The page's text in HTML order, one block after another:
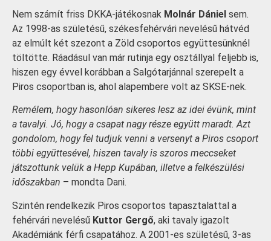
Nem számít friss DKKA-játékosnak Molnár Dániel sem.
Az 1998-as születésű, székesfehérvári nevelésű hátvéd
az elmúlt két szezont a Zöld csoportos együttesünknél
töltötte. Ráadásul van már rutinja egy osztállyal feljebb is,
hiszen egy évvel korábban a Salgótarjánnal szerepelt a
Piros csoportban is, ahol alapembere volt az SKSE-nek.
Remélem, hogy hasonlóan sikeres lesz az idei évünk, mint
a tavalyi. Jó, hogy a csapat nagy része együtt maradt. Azt
gondolom, hogy fel tudjuk venni a versenyt a Piros csoport
többi együttesével, hiszen tavaly is szoros meccseket
játszottunk velük a Hepp Kupában, illetve a felkészülési
időszakban – mondta Dani.
Szintén rendelkezik Piros csoportos tapasztalattal a
fehérvári nevelésű Kuttor Gergő, aki tavaly igazolt
Akadémiánk férfi csapatához. A 2001-es születésű, 3-as